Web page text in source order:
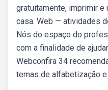
gratuitamente, imprimir e
casa. Web — atividades
Nós do espaço do
com a finalidade de
Webconfira 34
temas de alfabetização